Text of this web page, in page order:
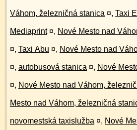
Váhom, železničná stanica ¤, Taxi
Mediaprint ¤, Nové Mesto nad
¤, Taxi Abu ¤, Nové Mesto nad
¤, autobusová stanica ¤, Nové
¤, Nové Mesto nad Váhom,
Mesto nad Váhom, železničná
novomestská taxislužba ¤, Nové